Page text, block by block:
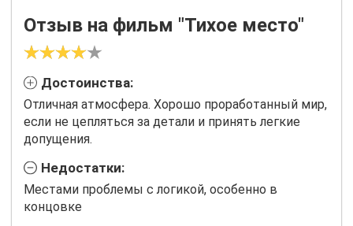
Отзыв на фильм "Тихое место"
Достоинства:
Отличная атмосфера. Хорошо проработанный мир,
если не цепляться за детали и принять легкие
допущения.
Недостатки:
Местами проблемы с логикой, особенно в
концовке